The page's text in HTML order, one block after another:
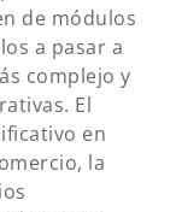
de módulos
a pasar a
complejo y
El
en
la